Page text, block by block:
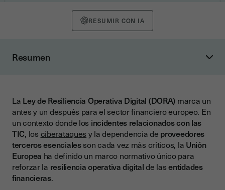
RESUMIR CON IA
Resumen
¿A quién afecta la DORA en España?
Entidades financieras incluidas
Proveedores terceros esenciales de TIC
Plazos de cumplimiento de la DORA
Requisitos clave de la DORA para entidades financieras
La Ley de Resiliencia Operativa Digital (DORA) marca un
antes y un después para el sector financiero europeo. En
un contexto donde los incidentes relacionados con las
TIC, los ciberataques y la dependencia de proveedores
terceros esencialesson cada vez más críticos, la Unión
Europea ha definido un marco normativo único para
reforzar la resiliencia operativa digitalde lasentidades
financieras.